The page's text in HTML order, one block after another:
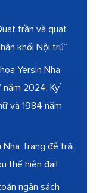
trần và quạt
khối Nội trú”
Yersin Nha
năm 2024, Kỷ
và 1984 năm
Trang để trải
thế hiện đại!
ngân sách